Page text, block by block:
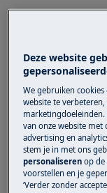
Les bruits
compresseur,
dans le circuit
Les bruits
Sons
Deze website
We gebruiken
website te
van onze website met
advertising en
stem je in met ons
personaliseren op
voorstellen en je
‘Verder zonder